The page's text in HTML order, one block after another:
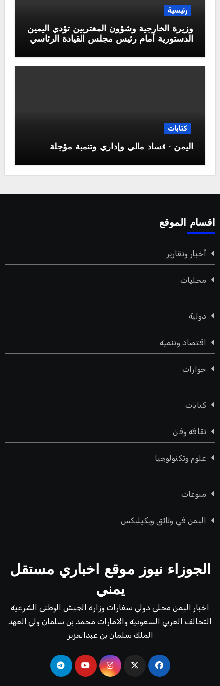
رئيسية
وزيرة الخارجية وشؤون المغتربين تؤدي اليمين
الدستورية أمام رئيس مجلس القيادة الرئاسي
كتابات
اليمن : فساد مالي وإداري وتنمية مؤجلة
اقسام الموقع
أخبار وتقارير
محليات
دولية
اقتصاد وتنمية
حوارات
كتابات
ثقافة وفن
علوم وتكنولوجيا
منوعات
اليمن في وثائق ويكيليكس
الجوزاء نيوز موقع اخباري مستقل
يمني
اخبار اليمن محلي دولي سفارات وزارة الجيش الوطني الشرعية
التحالف العربي السعودية والامارات محمد بن سلمان ولي العهد
الملك سلمان بن عبدالعزيز